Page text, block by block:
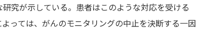
究が示している。患者はこのような対応を受ける
っては、がんのモニタリングの中止を決断する一因